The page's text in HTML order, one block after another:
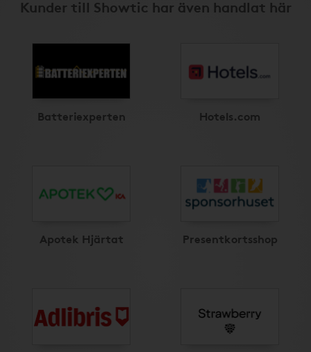
Kunder till Showtic har även handlat här
Batteriexperten Hotels.com
Apotek Hjärtat Presentkortsshop